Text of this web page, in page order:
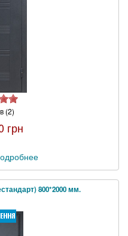
(2)
грн
800*2000 мм.